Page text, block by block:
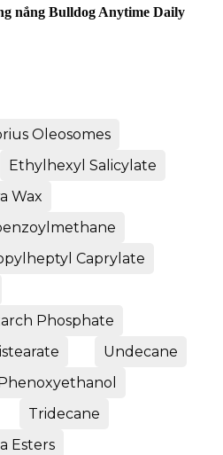
nắng Bulldog Anytime Daily
Oleosomes
Ethylhexyl Salicylate
Wax
Caprylate
Phosphate
Undecane
Phenoxyethanol
Tridecane
Esters